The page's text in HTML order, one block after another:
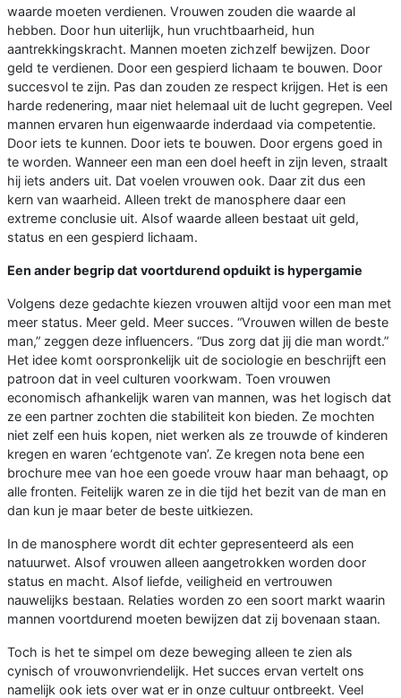
waarde moeten verdienen. Vrouwen zouden die waarde al
hebben. Door hun uiterlijk, hun vruchtbaarheid, hun
aantrekkingskracht. Mannen moeten zichzelf bewijzen. Door
geld te verdienen. Door een gespierd lichaam te bouwen. Door
succesvol te zijn. Pas dan zouden ze respect krijgen. Het is een
harde redenering, maar niet helemaal uit de lucht gegrepen. Veel
mannen ervaren hun eigenwaarde inderdaad via competentie.
Door iets te kunnen. Door iets te bouwen. Door ergens goed in
te worden. Wanneer een man een doel heeft in zijn leven, straalt
hij iets anders uit. Dat voelen vrouwen ook. Daar zit dus een
kern van waarheid. Alleen trekt de manosphere daar een
extreme conclusie uit. Alsof waarde alleen bestaat uit geld,
status en een gespierd lichaam.
Een ander begrip dat voortdurend opduikt is hypergamie
Volgens deze gedachte kiezen vrouwen altijd voor een man met
meer status. Meer geld. Meer succes. “Vrouwen willen de beste
man,” zeggen deze influencers. “Dus zorg dat jij die man wordt.”
Het idee komt oorspronkelijk uit de sociologie en beschrijft een
patroon dat in veel culturen voorkwam. Toen vrouwen
economisch afhankelijk waren van mannen, was het logisch dat
ze een partner zochten die stabiliteit kon bieden. Ze mochten
niet zelf een huis kopen, niet werken als ze trouwde of kinderen
kregen en waren ‘echtgenote van’. Ze kregen nota bene een
brochure mee van hoe een goede vrouw haar man behaagt, op
alle fronten. Feitelijk waren ze in die tijd het bezit van de man en
dan kun je maar beter de beste uitkiezen.
In de manosphere wordt dit echter gepresenteerd als een
natuurwet. Alsof vrouwen alleen aangetrokken worden door
status en macht. Alsof liefde, veiligheid en vertrouwen
nauwelijks bestaan. Relaties worden zo een soort markt waarin
mannen voortdurend moeten bewijzen dat zij bovenaan staan.
Toch is het te simpel om deze beweging alleen te zien als
cynisch of vrouwonvriendelijk. Het succes ervan vertelt ons
namelijk ook iets over wat er in onze cultuur ontbreekt. Veel